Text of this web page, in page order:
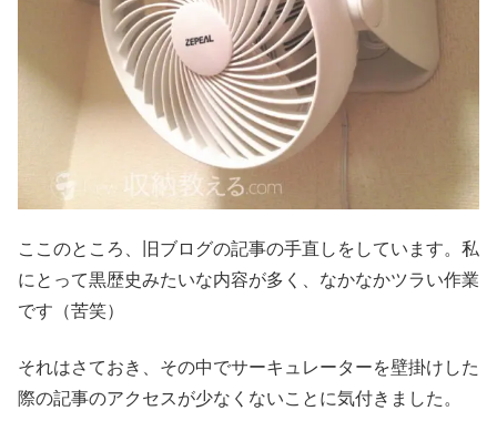
ここのところ、旧ブログの記事の手直しをしています。私
にとって黒歴史みたいな内容が多く、なかなかツラい作業
です（苦笑）
それはさておき、その中でサーキュレーターを壁掛けした
際の記事のアクセスが少なくないことに気付きました。